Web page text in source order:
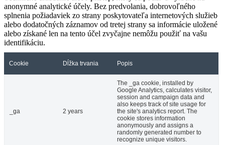
anonymné analytické účely. Bez predvolania, dobrovoľného
splnenia požiadaviek zo strany poskytovateľa internetových služieb
alebo dodatočných záznamov od tretej strany sa informácie uložené
alebo získané len na tento účel zvyčajne nemôžu použiť na vašu
identifikáciu.
Cookie Dĺžka trvania Popis
_ga 2 years
The _ga cookie, installed by
Google Analytics, calculates visitor,
session and campaign data and
also keeps track of site usage for
the site's analytics report. The
cookie stores information
anonymously and assigns a
randomly generated number to
recognize unique visitors.